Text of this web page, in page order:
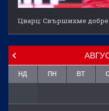
Цварц: Свършихме добре
НД ПН ВТ